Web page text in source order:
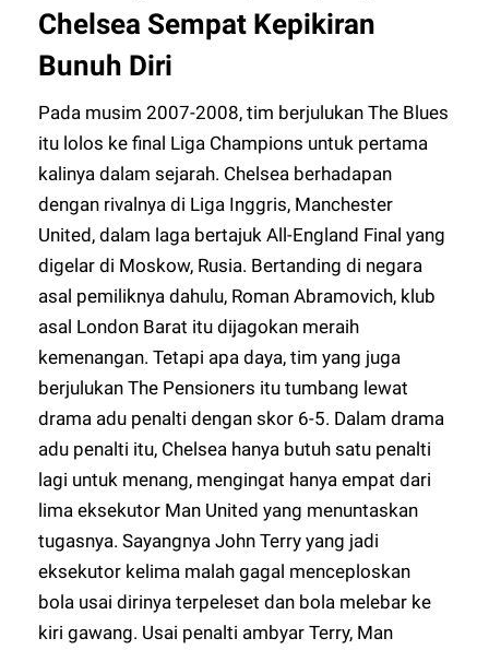
Chelsea Sempat Kepikiran
Bunuh Diri
Pada musim 2007-2008, tim berjulukan The Blues
itu lolos ke final Liga Champions untuk pertama
kalinya dalam sejarah. Chelsea berhadapan
dengan rivalnya di Liga Inggris, Manchester
United, dalam laga bertajuk All-England Final yang
digelar di Moskow, Rusia. Bertanding di negara
asal pemiliknya dahulu, Roman Abramovich, klub
asal London Barat itu dijagokan meraih
kemenangan. Tetapi apa daya, tim yang juga
berjulukan The Pensioners itu tumbang lewat
drama adu penalti dengan skor 6-5. Dalam drama
adu penalti itu, Chelsea hanya butuh satu penalti
lagi untuk menang, mengingat hanya empat dari
lima eksekutor Man United yang menuntaskan
tugasnya. Sayangnya John Terry yang jadi
eksekutor kelima malah gagal menceploskan
bola usai dirinya terpeleset dan bola melebar ke
kiri gawang. Usai penalti ambyar Terry, Man